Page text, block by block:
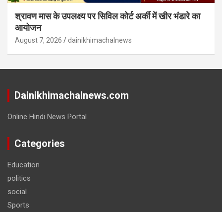
श्रावण मास के उपलक्ष्य पर सिविल कोर्ट अर्की में खीर भंडारे का
आयोजन
August 7, 2026 dainikhimachalnews
Dainikhimachalnews.com
Online Hindi News Portal
Categories
Education
politics
social
Sports